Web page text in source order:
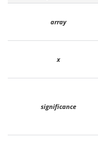
array
x
significance